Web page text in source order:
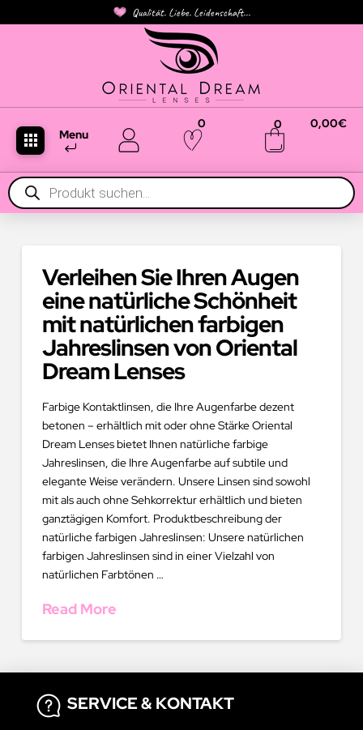
Qualität. Liebe. Leidenschaft...
Menu
0 0 0,00€
Products
search
Verleihen Sie Ihren Augen
eine natürliche Schönheit
mit natürlichen farbigen
Jahreslinsen von Oriental
Dream Lenses
Farbige Kontaktlinsen, die Ihre Augenfarbe dezent
betonen – erhältlich mit oder ohne Stärke Oriental
Dream Lenses bietet Ihnen natürliche farbige
Jahreslinsen, die Ihre Augenfarbe auf subtile und
elegante Weise verändern. Unsere Linsen sind sowohl
mit als auch ohne Sehkorrektur erhältlich und bieten
ganztägigen Komfort. Produktbeschreibung der
natürliche farbigen Jahreslinsen: Unsere natürlichen
farbigen Jahreslinsen sind in einer Vielzahl von
natürlichen Farbtönen …
Read More
SERVICE & KONTAKT